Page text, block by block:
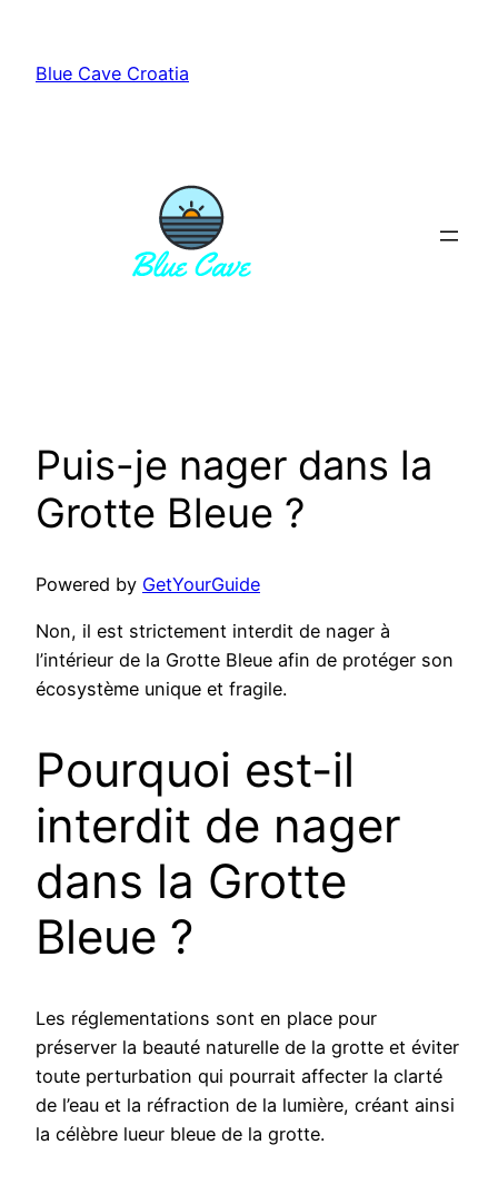
contenu
Blue Cave Croatia
Puis-je nager dans la
Grotte Bleue ?
Powered by GetYourGuide
Non, il est strictement interdit de nager à
l’intérieur de la Grotte Bleue afin de protéger son
écosystème unique et fragile.
Pourquoi est-il
interdit de nager
dans la Grotte
Bleue ?
Les réglementations sont en place pour
préserver la beauté naturelle de la grotte et éviter
toute perturbation qui pourrait affecter la clarté
de l’eau et la réfraction de la lumière, créant ainsi
la célèbre lueur bleue de la grotte.